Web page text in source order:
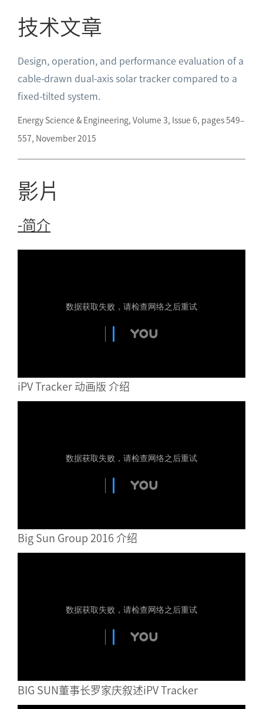
技术文章
Design, operation, and performance evaluation of a
cable-drawn dual-axis solar tracker compared to a
fixed-tilted system.
Energy Science & Engineering, Volume 3, Issue 6, pages 549–
557, November 2015
影片
-简介
iPV Tracker 动画版 介绍
Big Sun Group 2016 介绍
BIG SUN董事长罗家庆叙述iPV Tracker